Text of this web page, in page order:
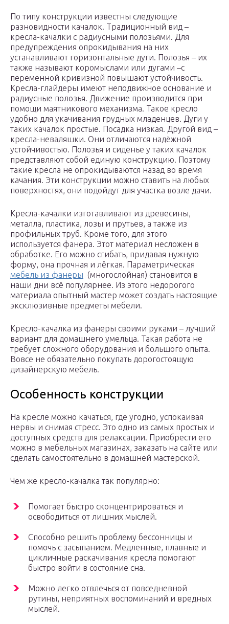
По типу конструкции известны следующие
разновидности качалок. Традиционный вид –
кресла-качалки с радиусными полозьями. Для
предупреждения опрокидывания на них
устанавливают горизонтальные дуги. Полозья – их
также называют коромыслами или дугами –с
переменной кривизной повышают устойчивость.
Кресла-глайдеры имеют неподвижное основание и
радиусные полозья. Движение производится при
помощи маятникового механизма. Такое кресло
удобно для укачивания грудных младенцев. Дуги у
таких качалок простые. Посадка низкая. Другой вид –
кресла-неваляшки. Они отличаются надёжной
устойчивостью. Полозья и сиденье у таких качалок
представляют собой единую конструкцию. Поэтому
такие кресла не опрокидываются назад во время
качания. Эти конструкции можно ставить на любых
поверхностях, они подойдут для участка возле дачи.
Кресла-качалки изготавливают из древесины,
металла, пластика, лозы и прутьев, а также из
профильных труб. Кроме того, для этого
используется фанера. Этот материал несложен в
обработке. Его можно сгибать, придавая нужную
форму, она прочная и лёгкая. Параметрическая
мебель из фанеры (многослойная) становится в
наши дни всё популярнее. Из этого недорогого
материала опытный мастер может создать настоящие
эксклюзивные предметы мебели.
Кресло-качалка из фанеры своими руками – лучший
вариант для домашнего умельца. Такая работа не
требует сложного оборудования и большого опыта.
Вовсе не обязательно покупать дорогостоящую
дизайнерскую мебель.
Особенность конструкции
На кресле можно качаться, где угодно, успокаивая
нервы и снимая стресс. Это одно из самых простых и
доступных средств для релаксации. Приобрести его
можно в мебельных магазинах, заказать на сайте или
сделать самостоятельно в домашней мастерской.
Чем же кресло-качалка так популярно:
Помогает быстро сконцентрироваться и
освободиться от лишних мыслей.
Способно решить проблему бессонницы и
помочь с засыпанием. Медленные, плавные и
цикличные раскачивания кресла помогают
быстро войти в состояние сна.
Можно легко отвлечься от повседневной
рутины, неприятных воспоминаний и вредных
мыслей.